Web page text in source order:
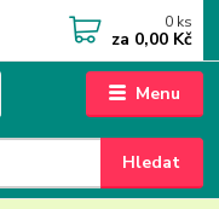
Menu
Hledat
0 ks
za 0,00 Kč